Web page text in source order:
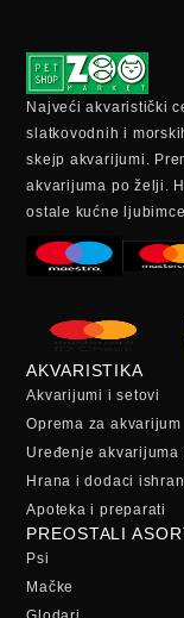
Najveći akvaristički
slatkovodnih i
skejp akvarijumi.
akvarijuma po želji.
ostale kućne ljubimce.
AKVARISTIKA
Akvarijumi i setovi
Oprema za akvarijum
Uređenje akvarijuma
Hrana i dodaci
Apoteka i preparati
PREOSTALI
Psi
Mačke